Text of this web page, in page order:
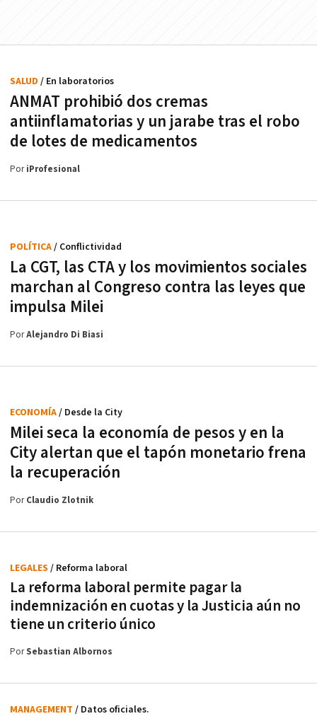
ANMAT prohibió dos cremas
antiinflamatorias y un jarabe tras el robo
de lotes de medicamentos
SALUD / En laboratorios
PoriProfesional
La CGT, las CTA y los movimientos sociales
marchan al Congreso contra las leyes que
impulsa Milei
POLÍTICA/ Conflictividad
PorAlejandro Di Biasi
Milei seca la economía de pesos y en la
City alertan que el tapón monetario frena
la recuperación
ECONOMÍA/ Desde la City
PorClaudio Zlotnik
La reforma laboral permite pagar la
indemnización en cuotas y la Justicia aún no
tiene un criterio único
LEGALES / Reforma laboral
PorSebastian Albornos
MANAGEMENT / Datos oficiales.